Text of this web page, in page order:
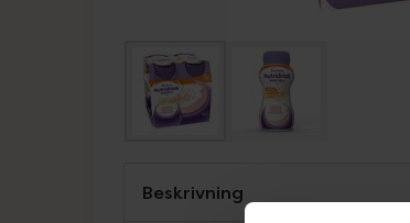
Beskrivning